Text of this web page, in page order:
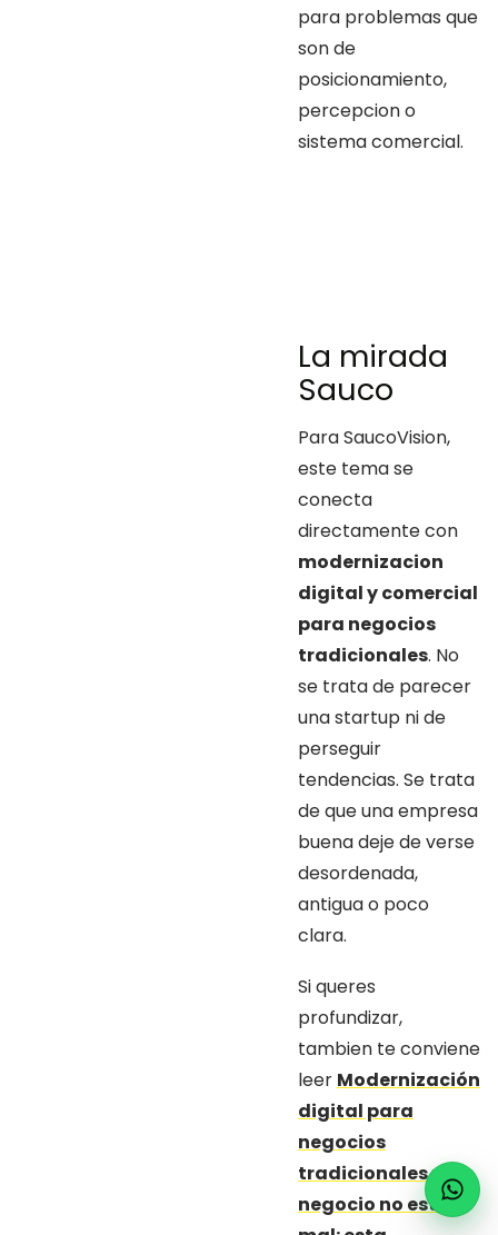
para problemas que
son de
posicionamiento,
percepcion o
sistema comercial.
La mirada
Sauco
Para SaucoVision,
este tema se
conecta
directamente con
modernizacion
digital y comercial
para negocios
tradicionales. No
se trata de parecer
una startup ni de
perseguir
tendencias. Se trata
de que una empresa
buena deje de verse
desordenada,
antigua o poco
clara.
Si queres
profundizar,
tambien te conviene
leer Modernización
digital para
negocios
tradicionalesy Tu
negocio no esta